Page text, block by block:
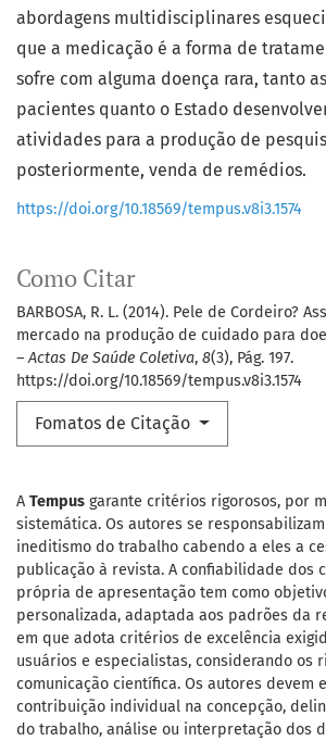
Como Citar
BARBOSA, R. L. (2014). Pele de Cordeiro?
mercado na produção de cuidado para
– Actas De Saúde Coletiva, 8(3), Pág. 197.
https://doi.org/10.18569/tempus.v8i3.1574
Fomatos de Citação
abordagens multidisciplinares
que a medicação é a forma de
sofre com alguma doença rara, tanto
pacientes quanto o Estado
atividades para a produção de
posteriormente, venda de remédios.
https://doi.org/10.18569/tempus.v8i3.1574
A Tempus garante critérios rigorosos, por
sistemática. Os autores se
ineditismo do trabalho cabendo a eles a
publicação à revista. A confiabilidade dos
própria de apresentação tem como
personalizada, adaptada aos padrões da
em que adota critérios de excelência
usuários e especialistas, considerando os
comunicação científica. Os autores devem
contribuição individual na concepção,
do trabalho, análise ou interpretação dos